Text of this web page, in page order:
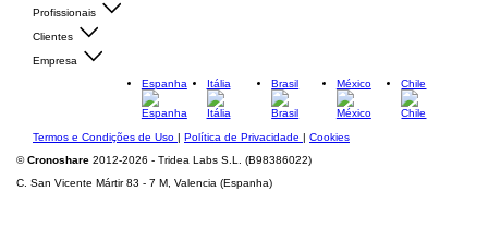
Profissionais
Clientes
Empresa
Espanha
Itália Brasil México Chile
Termos e Condições de Uso | Política de Privacidade | Cookies
©Cronoshare 2012-2026 - Tridea Labs S.L. (B98386022)
C. San Vicente Mártir 83 - 7 M, Valencia (Espanha)